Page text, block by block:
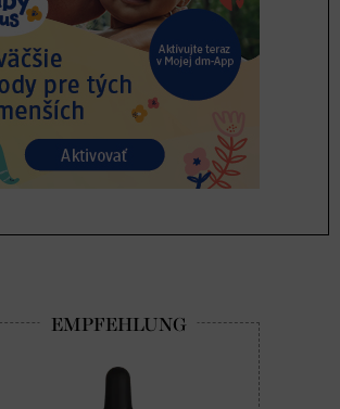
účinkom. Takto vyčarujete
bez toho, aby ste ju zaťažili kopou
pre
pleť v dm: